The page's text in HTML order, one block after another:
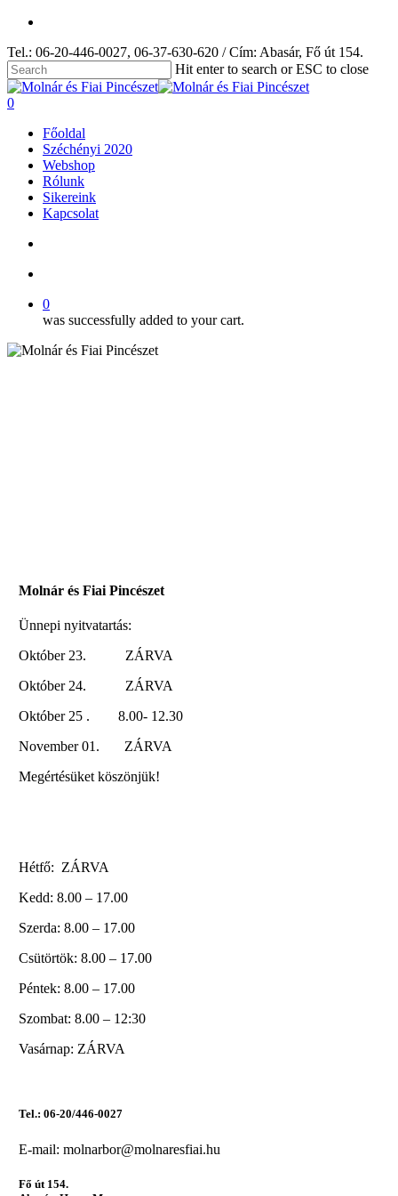
Skip
main
content
Tel.: 06-20-446-0027, 06-37-630-620 / Cím: Abasár, Fő út 154.
Hit enter to search or ESC to close
Close
Search
search
account
0
Főoldal
Széchényi 2020
Webshop
Rólunk
Sikereink
Kapcsolat
0
was successfully added to your cart.
Molnár és Fiai Pincészet
Ünnepi nyitvatartás:
Október 23. ZÁRVA
Október 24. ZÁRVA
Október 25 . 8.00- 12.30
November 01. ZÁRVA
Megértésüket köszönjük!
Hétfő: ZÁRVA
Kedd: 8.00 – 17.00
Szerda: 8.00 – 17.00
Csütörtök: 8.00 – 17.00
Péntek: 8.00 – 17.00
Szombat: 8.00 – 12:30
Vasárnap: ZÁRVA
Tel.: 06-20/446-0027
E-mail: molnarbor@molnaresfiai.hu
Fő út 154.